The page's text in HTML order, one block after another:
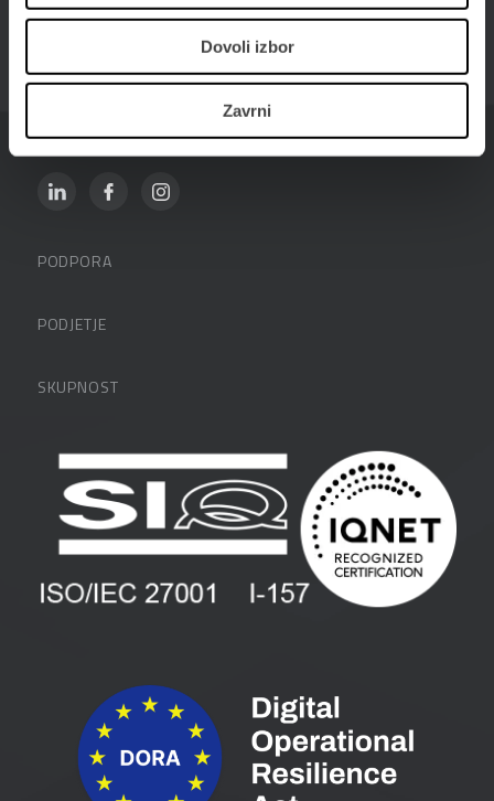
Dovoli izbor
Zavrni
Hajdrihova ulica 28c
01 25 28 900
PODPORA
FAQ – pogosta vprašanja
PODJETJE
Zaposlitev
Vlagatelji
Pogoji in pogodbe
SKUPNOST
Blog
Spletni seminarji